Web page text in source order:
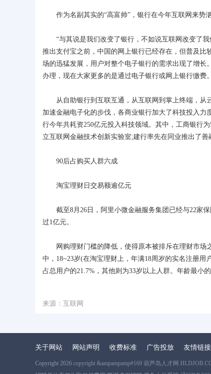
作为名副其实的“高富帅”，银行在今年互联网来势汹
“与其说是我们改变了银行，不如说互联网改变了我
推出支付宝之前，中国的网上银行已经存在，但普及
场的迅猛发展，用户对整个电子银行的需求出现了增长
办理，现在大家更多的是通过电子银行或网上银行缴费。
从自助银行到互联互通，从互联网到掌上终端，从云
加速金融电子化的步伐，各商业银行加大了科技投入
行今年共耗资250亿元投入科技领域。其中，工商银行
立互联网金融技术创新实验室;建行率先在同业推出了善
90后占购买人群六成
淘宝理财日交易额逾亿元
截至8月26日，阿里小微金融服务集团已经与22家保
过1亿元。
网购理财门槛的降低，使得原本被排斥在理财市场
中，18~23岁(在淘宝理财上，年满18周岁的实名注册用
占总用户的21.7%，其他则为33岁以上人群。年龄最小
来源：互联网
关于网站 网站声明 收费标准 广告投放 友情链接
Copyright 2026 copyright &ampampamp#169 葫芦岛人才网